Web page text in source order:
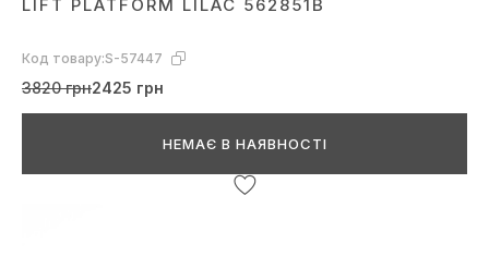
LIFT PLATFORM LILAC 562851B
Код товару:S-57447
3820 грн2425 грн
НЕМАЄ В НАЯВНОСТІ